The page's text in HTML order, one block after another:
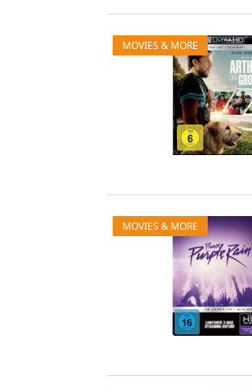
MOVIES & MORE
MOVIES & MORE